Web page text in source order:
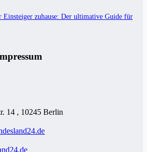
Einsteiger zuhause: Der ultimative Guide für
14 , 10245 Berlin